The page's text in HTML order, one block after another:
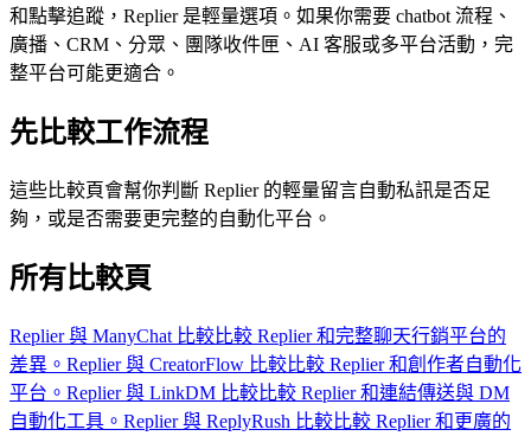
和點擊追蹤，Replier 是輕量選項。如果你需要 chatbot 流程、
廣播、CRM、分眾、團隊收件匣、AI 客服或多平台活動，完
整平台可能更適合。
先比較工作流程
這些比較頁會幫你判斷 Replier 的輕量留言自動私訊是否足
夠，或是否需要更完整的自動化平台。
所有比較頁
Replier 與 ManyChat 比較比較 Replier 和完整聊天行銷平台的
差異。 Replier 與 CreatorFlow 比較比較 Replier 和創作者自動化
平台。 Replier 與 LinkDM 比較比較 Replier 和連結傳送與 DM
自動化工具。 Replier 與 ReplyRush 比較比較 Replier 和更廣的